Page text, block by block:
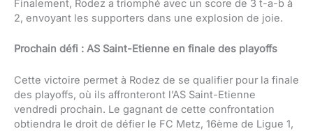
Finalement, Rodez a triomphé avec un score de 3 t-a-b à
2, envoyant les supporters dans une explosion de joie.
Prochain défi : AS Saint-Etienne en finale des playoffs
Cette victoire permet à Rodez de se qualifier pour la finale
des playoffs, où ils affronteront l’AS Saint-Etienne
vendredi prochain. Le gagnant de cette confrontation
obtiendra le droit de défier le FC Metz, 16ème de Ligue 1,